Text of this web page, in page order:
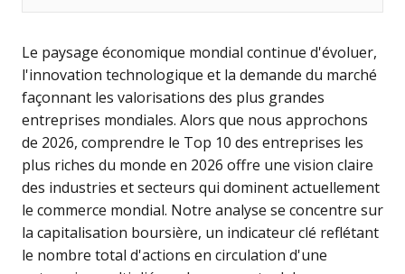
Le paysage économique mondial continue d'évoluer,
l'innovation technologique et la demande du marché
façonnant les valorisations des plus grandes
entreprises mondiales. Alors que nous approchons
de 2026, comprendre le Top 10 des entreprises les
plus riches du monde en 2026 offre une vision claire
des industries et secteurs qui dominent actuellement
le commerce mondial. Notre analyse se concentre sur
la capitalisation boursière, un indicateur clé reflétant
le nombre total d'actions en circulation d'une